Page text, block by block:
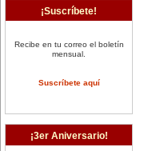
¡Suscríbete!
Recibe en tu correo el boletín
mensual.
Suscríbete aquí
¡3er Aniversario!